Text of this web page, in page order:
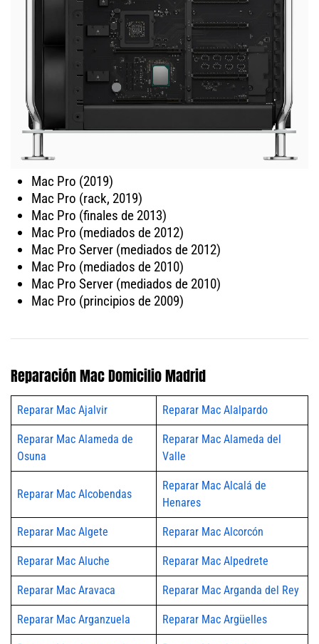
Mac Pro (2019)
Mac Pro (rack, 2019)
Mac Pro (finales de 2013)
Mac Pro (mediados de 2012)
Mac Pro Server (mediados de 2012)
Mac Pro (mediados de 2010)
Mac Pro Server (mediados de 2010)
Mac Pro (principios de 2009)
Reparación Mac Domicilio Madrid
Reparar Mac Ajalvir Reparar Mac Alalpardo
Reparar Mac Alameda de
Osuna
Reparar Mac Alameda del
Valle
Reparar Mac Alcobendas
Reparar Mac Alcalá de
Henares
Reparar Mac Algete Reparar Mac Alcorcón
Reparar Mac Aluche Reparar Mac Alpedrete
Reparar Mac Aravaca Reparar Mac Arganda del Rey
Reparar Mac Arganzuela Reparar Mac Argüelles